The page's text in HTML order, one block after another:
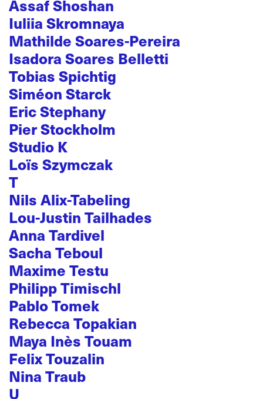
Assaf Shoshan
Iuliia Skromnaya
Mathilde Soares-Pereira
Isadora Soares Belletti
Tobias Spichtig
Siméon Starck
Eric Stephany
Pier Stockholm
Studio K
Loïs Szymczak
T
Nils Alix-Tabeling
Lou-Justin Tailhades
Anna Tardivel
Sacha Teboul
Maxime Testu
Philipp Timischl
Pablo Tomek
Rebecca Topakian
Maya Inès Touam
Felix Touzalin
Nina Traub
U